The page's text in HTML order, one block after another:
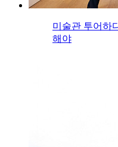
미술관 투어하
해야